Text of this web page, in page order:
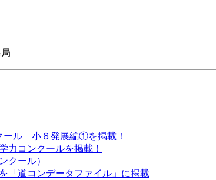
ール 小６発展編①を掲載！
力コンクールを掲載！
クール）
「道コンデータファイル」に掲載